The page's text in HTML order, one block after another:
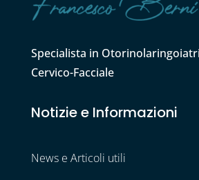
Specialista in
Cervico-Facciale
Notizie e Informazioni
News e Articoli utili